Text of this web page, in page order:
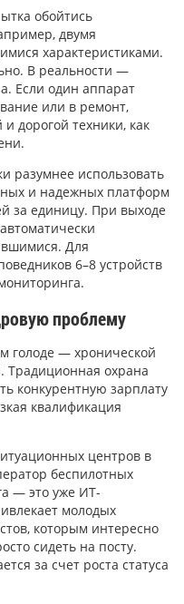
обойтись
двумя
характеристиками.
В реальности —
Если один аппарат
или в ремонт,
дорогой техники, как
разумнее использовать
и надежных платформ
за единицу. При выходе
Для
6–8 устройств
проблему
голоде — хронической
охрана
конкурентную зарплату
квалификация
центров в
беспилотных
— это уже ИТ-
молодых
которым интересно
сидеть на посту.
за счет роста статуса